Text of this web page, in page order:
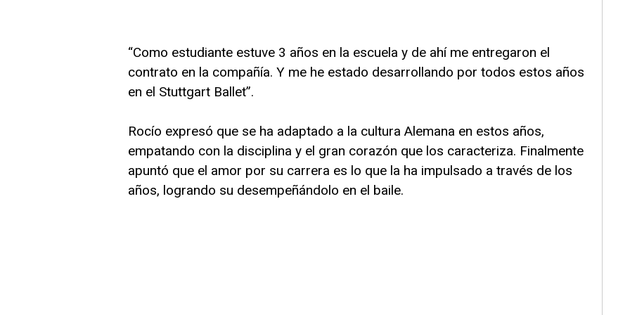
“Como estudiante estuve 3 años en la escuela y de ahí me entregaron el
contrato en la compañía. Y me he estado desarrollando por todos estos años
en el Stuttgart Ballet”.
Rocío expresó que se ha adaptado a la cultura Alemana en estos años,
empatando con la disciplina y el gran corazón que los caracteriza. Finalmente
apuntó que el amor por su carrera es lo que la ha impulsado a través de los
años, logrando su desempeñándolo en el baile.